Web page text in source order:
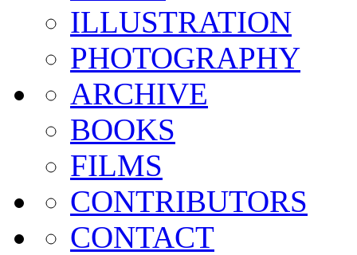
ILLUSTRATION
PHOTOGRAPHY
ARCHIVE
BOOKS
FILMS
CONTRIBUTORS
CONTACT